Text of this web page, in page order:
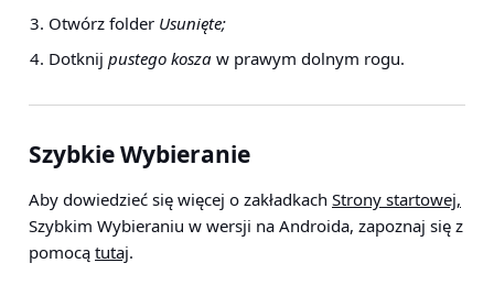
Otwórz folder Usunięte;
Dotknij pustego kosza w prawym dolnym rogu.
Szybkie Wybieranie
Aby dowiedzieć się więcej o zakładkach Strony startowej,
Szybkim Wybieraniu w wersji na Androida, zapoznaj się z
pomocą tutaj.